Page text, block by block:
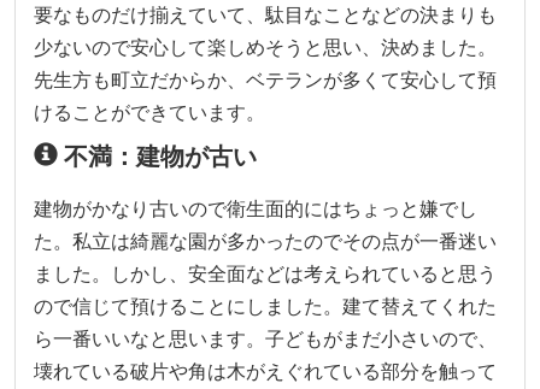
要なものだけ揃えていて、駄目なことなどの決まりも
少ないので安心して楽しめそうと思い、決めました。
先生方も町立だからか、ベテランが多くて安心して預
けることができています。
不満：建物が古い
建物がかなり古いので衛生面的にはちょっと嫌でし
た。私立は綺麗な園が多かったのでその点が一番迷い
ました。しかし、安全面などは考えられていると思う
ので信じて預けることにしました。建て替えてくれた
ら一番いいなと思います。子どもがまだ小さいので、
壊れている破片や角は木がえぐれている部分を触って